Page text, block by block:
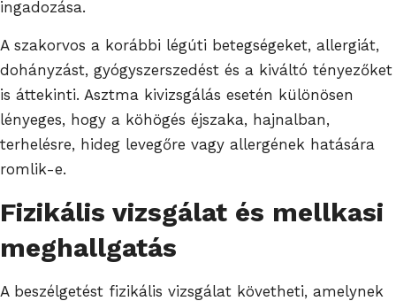
ingadozása.
A szakorvos a korábbi légúti betegségeket, allergiát,
dohányzást, gyógyszerszedést és a kiváltó tényezőket
is áttekinti. Asztma kivizsgálás esetén különösen
lényeges, hogy a köhögés éjszaka, hajnalban,
terhelésre, hideg levegőre vagy allergének hatására
romlik-e.
Fizikális vizsgálat és mellkasi
meghallgatás
A beszélgetést fizikális vizsgálat követheti, amelynek